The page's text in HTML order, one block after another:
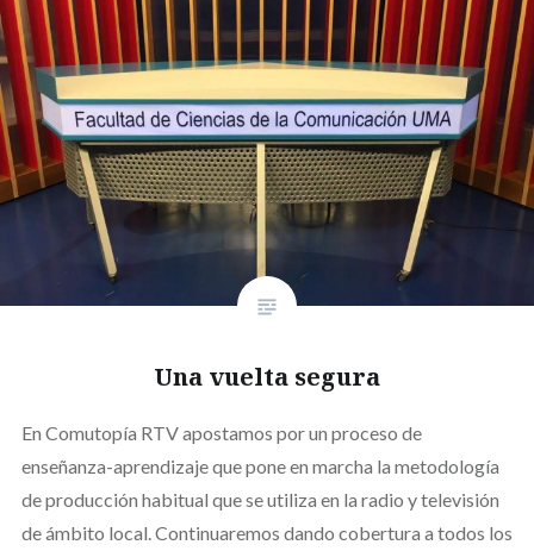
Una vuelta segura
En Comutopía RTV apostamos por un proceso de
enseñanza-aprendizaje que pone en marcha la metodología
de producción habitual que se utiliza en la radio y televisión
de ámbito local. Continuaremos dando cobertura a todos los